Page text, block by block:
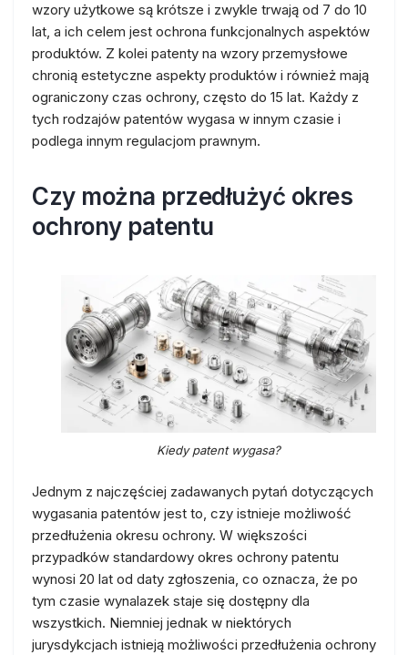
wzory użytkowe są krótsze i zwykle trwają od 7 do 10
lat, a ich celem jest ochrona funkcjonalnych aspektów
produktów. Z kolei patenty na wzory przemysłowe
chronią estetyczne aspekty produktów i również mają
ograniczony czas ochrony, często do 15 lat. Każdy z
tych rodzajów patentów wygasa w innym czasie i
podlega innym regulacjom prawnym.
Czy można przedłużyć okres
ochrony patentu
Kiedy patent wygasa?
Jednym z najczęściej zadawanych pytań dotyczących
wygasania patentów jest to, czy istnieje możliwość
przedłużenia okresu ochrony. W większości
przypadków standardowy okres ochrony patentu
wynosi 20 lat od daty zgłoszenia, co oznacza, że po
tym czasie wynalazek staje się dostępny dla
wszystkich. Niemniej jednak w niektórych
jurysdykcjach istnieją możliwości przedłużenia ochrony